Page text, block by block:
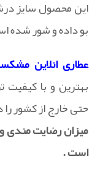
این محصول سایز
بو داده و شور شده
عطاری انلاین
بهترین و با کیفیت
حتی خارج از کشور را
میزان رضایت
است .